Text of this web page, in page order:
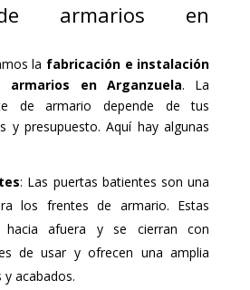
armarios en
la fabricación e instalación
en Arganzuela. La
de armario depende de tus
y presupuesto. Aquí hay algunas
: Las puertas batientes son una
los frentes de armario. Estas
hacia afuera y se cierran con
de usar y ofrecen una amplia
y acabados.